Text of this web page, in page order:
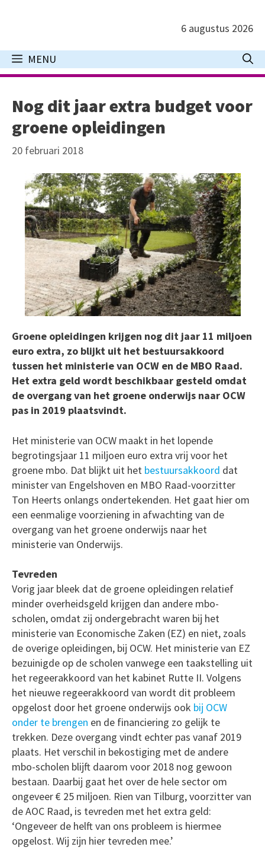
inhoud
6 augustus 2026
MENU
Nog dit jaar extra budget voor
groene opleidingen
20 februari 2018
Groene opleidingen krijgen nog dit jaar 11 miljoen
euro extra, zo blijkt uit het bestuursakkoord
tussen het ministerie van OCW en de MBO Raad.
Het extra geld wordt beschikbaar gesteld omdat
de overgang van het groene onderwijs naar OCW
pas in 2019 plaatsvindt.
Het ministerie van OCW maakt in het lopende
begrotingsjaar 11 miljoen euro extra vrij voor het
groene mbo. Dat blijkt uit het bestuursakkoord dat
minister van Engelshoven en MBO Raad-voorzitter
Ton Heerts onlangs ondertekenden. Het gaat hier om
een eenmalige voorziening in afwachting van de
overgang van het groene onderwijs naar het
ministerie van Onderwijs.
Tevreden
Vorig jaar bleek dat de groene opleidingen relatief
minder overheidsgeld krijgen dan andere mbo-
scholen, omdat zij ondergebracht waren bij het
ministerie van Economische Zaken (EZ) en niet, zoals
de overige opleidingen, bij OCW. Het ministerie van EZ
bezuinigde op de scholen vanwege een taakstelling uit
het regeerakkoord van het kabinet Rutte II. Volgens
het nieuwe regeerakkoord van wordt dit probleem
opgelost door het groene onderwijs ook bij OCW
onder te brengen en de financiering zo gelijk te
trekken. Deze overgang vindt echter pas vanaf 2019
plaats. Het verschil in bekostiging met de andere
mbo-scholen blijft daarom voor 2018 nog gewoon
bestaan. Daarbij gaat het over de hele sector om
ongeveer € 25 miljoen. Rien van Tilburg, voorzitter van
de AOC Raad, is tevreden met het extra geld:
‘Ongeveer de helft van ons probleem is hiermee
opgelost. Wij zijn hier tevreden mee.’